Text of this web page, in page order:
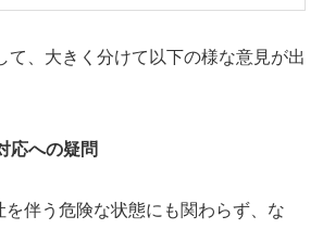
て、大きく分けて以下の様な意見が出
応への疑問
を伴う危険な状態にも関わらず、な